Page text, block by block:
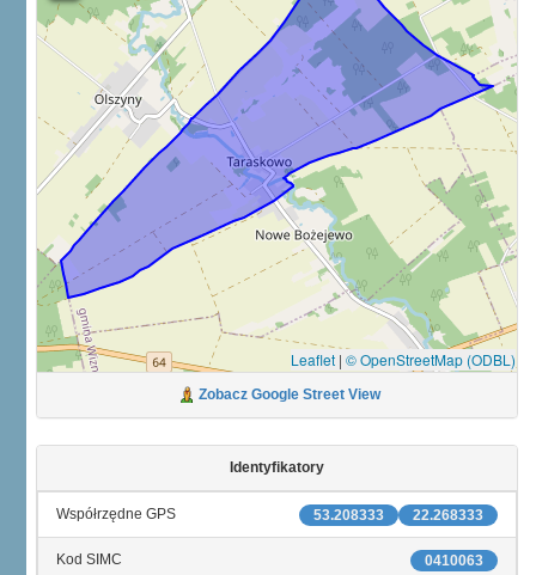
Leaflet | © OpenStreetMap (ODBL)
Zobacz Google Street View
Identyfikatory
22.268333
53.208333
Współrzędne GPS
0410063
Kod SIMC